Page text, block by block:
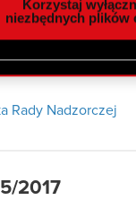
od Ciebie
się na używanie
Korzystaj
niezbędnych plików
września 2017 r.
Zarząd spółki CD
Rady Nadzorczej
2017